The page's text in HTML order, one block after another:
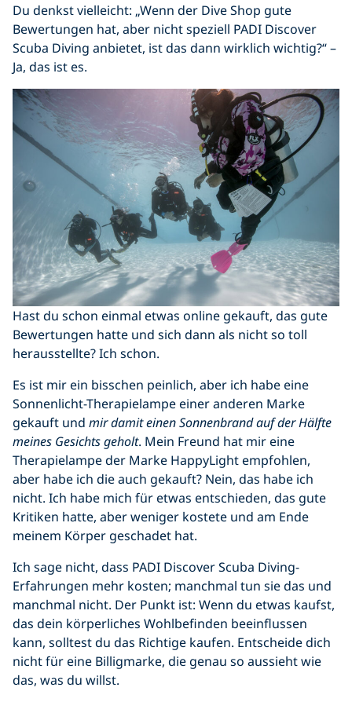
Du denkst vielleicht: „Wenn der Dive Shop gute
Bewertungen hat, aber nicht speziell PADI Discover
Scuba Diving anbietet, ist das dann wirklich wichtig?“ –
Ja, das ist es.
Hast du schon einmal etwas online gekauft, das gute
Bewertungen hatte und sich dann als nicht so toll
herausstellte? Ich schon.
Es ist mir ein bisschen peinlich, aber ich habe eine
Sonnenlicht-Therapielampe einer anderen Marke
gekauft und mir damit einen Sonnenbrand auf der Hälfte
meines Gesichts geholt. Mein Freund hat mir eine
Therapielampe der Marke HappyLight empfohlen,
aber habe ich die auch gekauft? Nein, das habe ich
nicht. Ich habe mich für etwas entschieden, das gute
Kritiken hatte, aber weniger kostete und am Ende
meinem Körper geschadet hat.
Ich sage nicht, dass PADI Discover Scuba Diving-
Erfahrungen mehr kosten; manchmal tun sie das und
manchmal nicht. Der Punkt ist: Wenn du etwas kaufst,
das dein körperliches Wohlbefinden beeinflussen
kann, solltest du das Richtige kaufen. Entscheide dich
nicht für eine Billigmarke, die genau so aussieht wie
das, was du willst.